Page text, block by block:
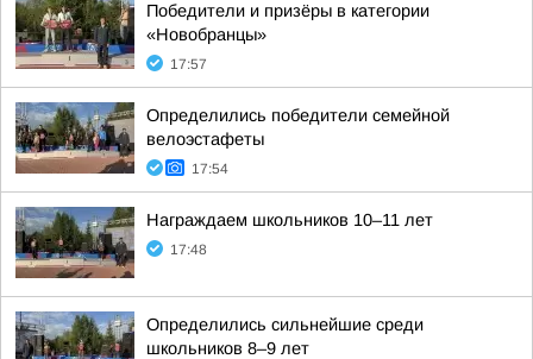
Победители и призёры в категории
«Новобранцы»
17:57
Определились победители семейной
велоэстафеты
17:54
Награждаем школьников 10–11 лет
17:48
Определились сильнейшие среди
школьников 8–9 лет